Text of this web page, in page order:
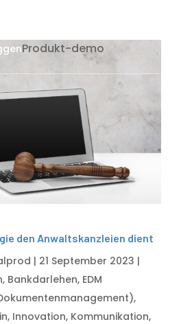
Produkt-demo
den Anwaltskanzleien dient
| 21 September 2023 |
, Bankdarlehen, EDM
,
, Innovation, Kommunikation,